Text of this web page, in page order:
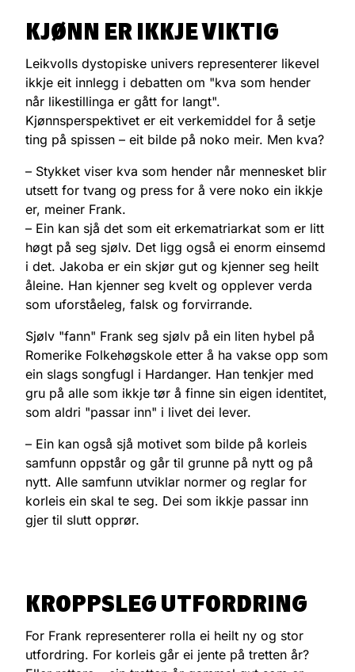
KJØNN ER IKKJE VIKTIG
Leikvolls dystopiske univers representerer likevel
ikkje eit innlegg i debatten om "kva som hender
når likestillinga er gått for langt".
Kjønnsperspektivet er eit verkemiddel for å setje
ting på spissen – eit bilde på noko meir. Men kva?
– Stykket viser kva som hender når mennesket blir
utsett for tvang og press for å vere noko ein ikkje
er, meiner Frank.
– Ein kan sjå det som eit erkematriarkat som er litt
høgt på seg sjølv. Det ligg også ei enorm einsemd
i det. Jakoba er ein skjør gut og kjenner seg heilt
åleine. Han kjenner seg kvelt og opplever verda
som uforståeleg, falsk og forvirrande.
Sjølv "fann" Frank seg sjølv på ein liten hybel på
Romerike Folkehøgskole etter å ha vakse opp som
ein slags songfugl i Hardanger. Han tenkjer med
gru på alle som ikkje tør å finne sin eigen identitet,
som aldri "passar inn" i livet dei lever.
– Ein kan også sjå motivet som bilde på korleis
samfunn oppstår og går til grunne på nytt og på
nytt. Alle samfunn utviklar normer og reglar for
korleis ein skal te seg. Dei som ikkje passar inn
gjer til slutt opprør.
KROPPSLEG UTFORDRING
For Frank representerer rolla ei heilt ny og stor
utfordring. For korleis går ei jente på tretten år?